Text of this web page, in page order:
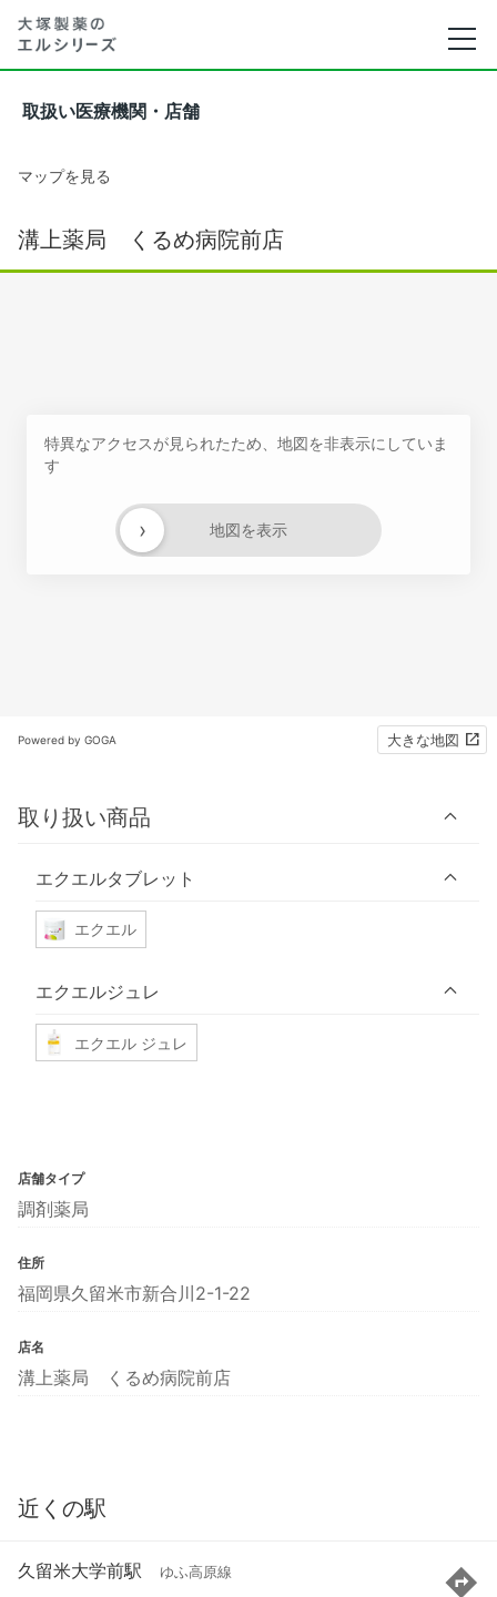
取扱い医療機関・店舗
マップを見る
溝上薬局 くるめ病院前店
特異なアクセスが見られたため、地図を非表示にしていま
す
地図を表示
›
Powered by GOGA 大きな地図
取り扱い商品
エクエルタブレット
エクエル
エクエルジュレ
エクエル ジュレ
店舗タイプ
調剤薬局
住所
福岡県久留米市新合川2-1-22
店名
溝上薬局 くるめ病院前店
近くの駅
久留米大学前駅 ゆふ高原線